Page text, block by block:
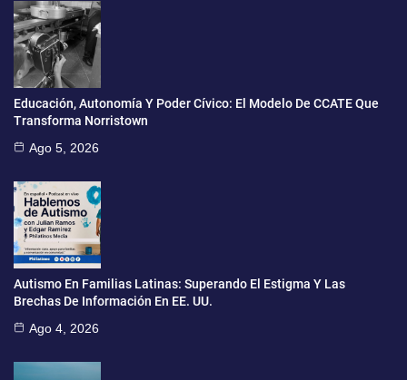
Educación, Autonomía Y Poder Cívico: El Modelo De CCATE Que
Transforma Norristown
Ago 5, 2026
Autismo En Familias Latinas: Superando El Estigma Y Las
Brechas De Información En EE. UU.
Ago 4, 2026